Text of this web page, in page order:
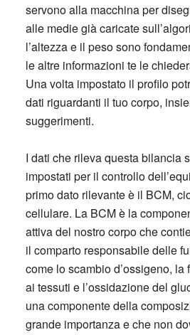
servono alla macchina per
alle medie già caricate
l’altezza e il peso sono
le altre informazioni te le
Una volta impostato il profilo
dati riguardanti il tuo corpo,
suggerimenti.
I dati che rileva questa bilancia
impostati per il controllo
primo dato rilevante è il BCM,
cellulare. La BCM è la
attiva del nostro corpo che
il comparto responsabile delle
come lo scambio d’ossigeno,
ai tessuti e l’ossidazione del
una componente della
grande importanza e che non